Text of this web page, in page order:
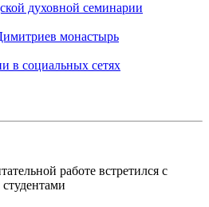
духовной семинарии
монастырь
в социальных сетях
работе встретился с